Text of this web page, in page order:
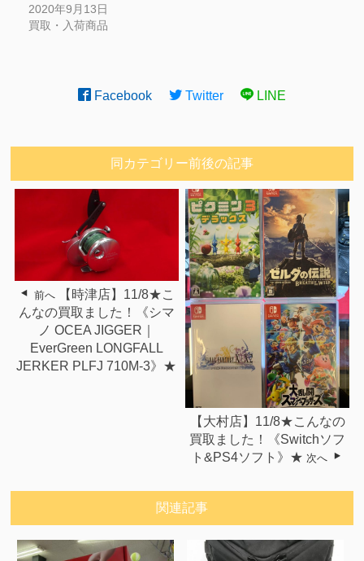
2020年9月13日
買取・入荷商品
Facebook Twitter LINE
同カテゴリー前後の記事
前へ
【時津店】11/8★こ
んなの買取ました！《シマ
ノ OCEA JIGGER｜
EverGreen LONGFALL
JERKER PLFJ 710M-3》★
【大村店】11/8★こんなの
買取ました！《Switchソフ
ト&PS4ソフト》★ 次へ
関連記事